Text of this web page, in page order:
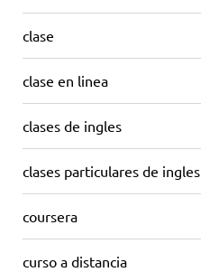
clase
clase en linea
clases de ingles
clases particulares de ingles
coursera
curso a distancia